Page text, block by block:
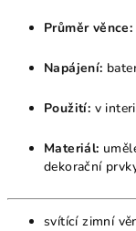
Průměr věnce:
Napájení:
Použití: v
Materiál:
dekorační
svítící zimní